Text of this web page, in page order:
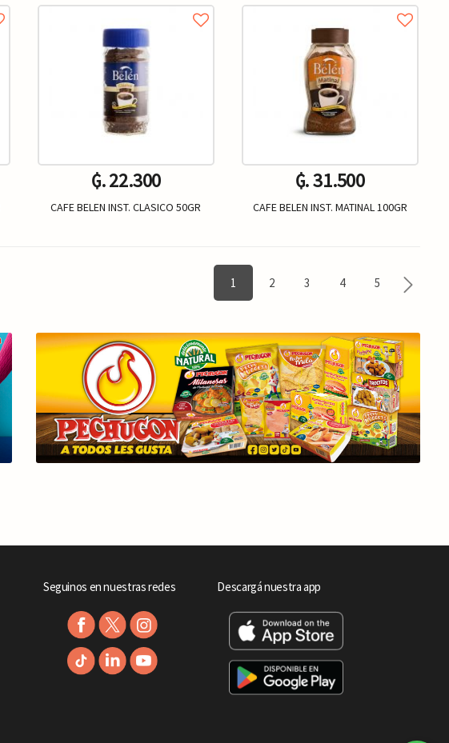
+ +
₲. 22.300
CAFE BELEN INST. CLASICO 50GR
₲. 31.500
CAFE BELEN INST. MATINAL 100GR
1 2 3 4 5
Seguinos en nuestras redes Descargá nuestra app